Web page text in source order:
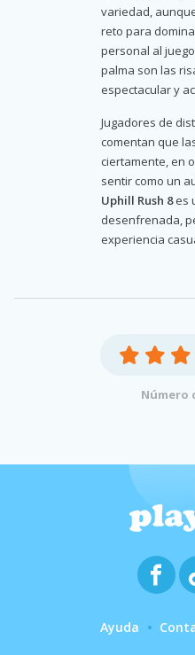
variedad,
reto para
personal al
palma son las
espectacular y
Jugadores de
comentan que
ciertamente, en
sentir como un
Uphill Rush 8es
desenfrenada,
experiencia
Número
Ayuda